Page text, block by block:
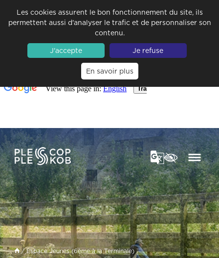
Les cookies assurent le bon fonctionnement du site, ils
permettent aussi d'analyser le trafic et de personnaliser son
contenu.
J'accepte
Je refuse
En savoir plus
/ Espace Jeunes (6ème à la Terminale)